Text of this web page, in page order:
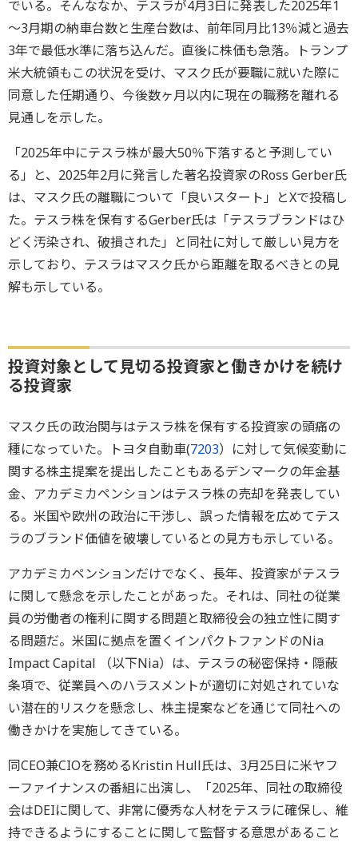
でいる。そんななか、テスラが4月3日に発表した2025年1
～3月期の納車台数と生産台数は、前年同月比13％減と過去
3年で最低水準に落ち込んだ。直後に株価も急落。トランプ
米大統領もこの状況を受け、マスク氏が要職に就いた際に
同意した任期通り、今後数ヶ月以内に現在の職務を離れる
見通しを示した。
「2025年中にテスラ株が最大50％下落すると予測してい
る」と、2025年2月に発言した著名投資家のRoss Gerber氏
は、マスク氏の離職について「良いスタート」とXで投稿し
た。テスラ株を保有するGerber氏は「テスラブランドはひ
どく汚染され、破損された」と同社に対して厳しい見方を
示しており、テスラはマスク氏から距離を取るべきとの見
解も示している。
投資対象として見切る投資家と働きかけを続け
る投資家
マスク氏の政治関与はテスラ株を保有する投資家の頭痛の
種になっていた。トヨタ自動車(7203）に対して気候変動に
関する株主提案を提出したこともあるデンマークの年金基
金、アカデミカペンションはテスラ株の売却を発表してい
る。米国や欧州の政治に干渉し、誤った情報を広めてテス
ラのブランド価値を破壊しているとの見方も示している。
アカデミカペンションだけでなく、長年、投資家がテスラ
に関して懸念を示したことがあった。それは、同社の従業
員の労働者の権利に関する問題と取締役会の独立性に関す
る問題だ。米国に拠点を置くインパクトファンドのNia
Impact Capital （以下Nia）は、テスラの秘密保持・隠蔽
条項で、従業員へのハラスメントが適切に対処されていな
い潜在的リスクを懸念し、株主提案などを通じて同社への
働きかけを実施してきている。
同CEO兼CIOを務めるKristin Hull氏は、3月25日に米ヤフ
ーファイナンスの番組に出演し、「2025年、同社の取締役
会はDEIに関して、非常に優秀な人材をテスラに確保し、維
持できるようにすることに関して監督する意思があること